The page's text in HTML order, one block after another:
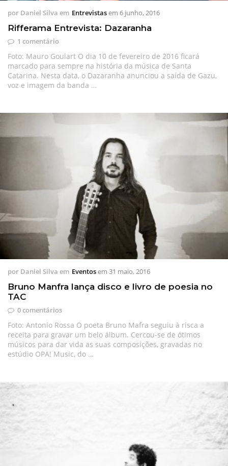
por Daniel Silva em Entrevistasem 6 junho, 2016
Rifferama Entrevista: Dazaranha
1 comentário
Foto: Mauro Goulart O dia 10 de fevereiro de 2016 ficará
marcado para sempre na história da música de Santa
Catarina. Nesta data, o Dazaranha anunciou a saída de Gazu,
voz e imagem da banda …
por Daniel Silva em Eventosem 31 maio, 2016
Bruno Manfra lança disco e livro de poesia no
TAC
0 comentários
Foto: Antonio Rossa O poeta Bruno Mafra seguiu à risca a
receita para gravar um belo álbum. Cercou-se de ótimos
músicos para dar vida as suas composições, gravadas no
estúdio OPA! Music, do …